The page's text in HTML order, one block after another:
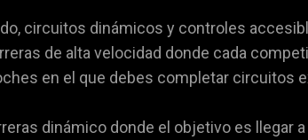
circuitos dinámicos y controles
de alta velocidad donde cada
en el que debes completar circuitos
dinámico donde el objetivo es llegar